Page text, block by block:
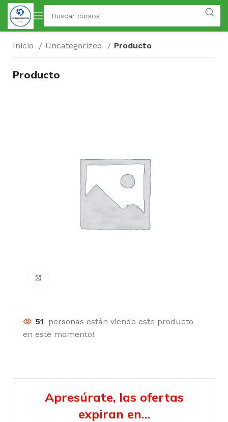
Inicio Uncategorized Producto
Producto
51 personas están viendo este producto
en este momento!
Apresúrate, las ofertas
expiran en…